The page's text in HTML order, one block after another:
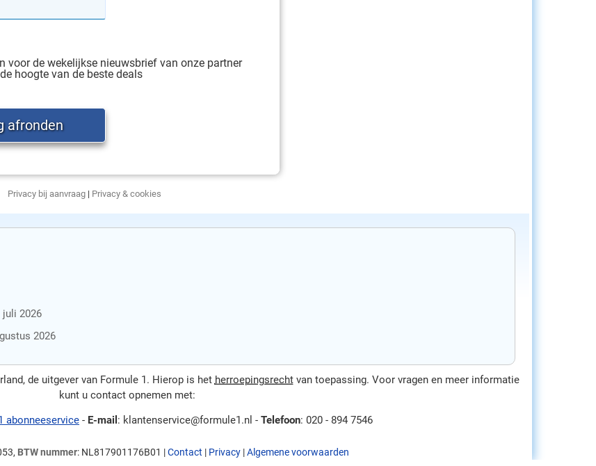
voor de wekelijkse nieuwsbrief van onze partner
hoogte van de beste deals
Privacy bij aanvraag| Privacy & cookies
juli 2026
2026
de uitgever van Formule 1. Hierop is het herroepingsrechtvan toepassing. Voor vragen en meer informatie
kunt u contact opnemen met:
abonneeservice - E-mail : klantenservice@formule1.nl - Telefoon: 020 - 894 7546
BTW nummer: NL817901176B01 |Contact | Privacy |Algemene voorwaarden